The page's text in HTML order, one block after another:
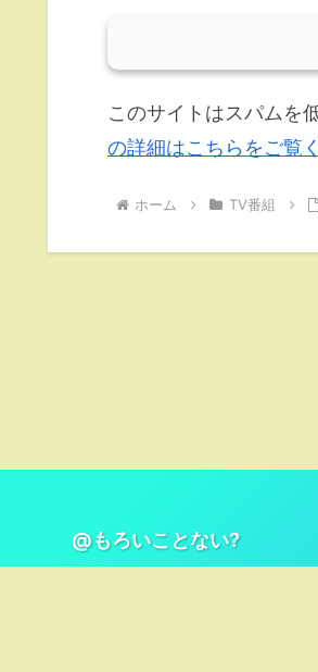
このサイトはスパムを
の詳細はこちらをご覧
ホーム TV番組
@もろいことない?